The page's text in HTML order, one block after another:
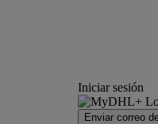
Iniciar sesión
Enviar correo